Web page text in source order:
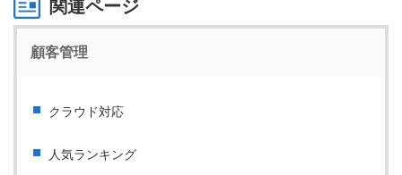
関連ページ
顧客管理
クラウド対応
人気ランキング